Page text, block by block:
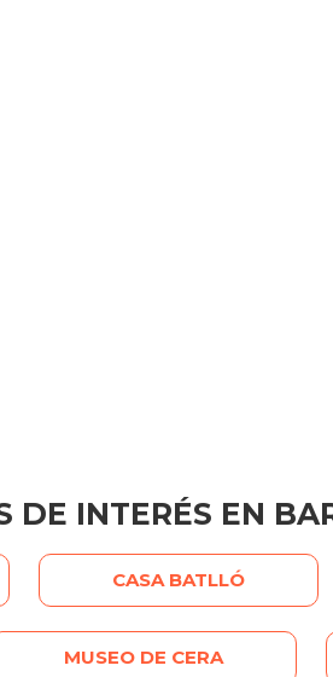
DE INTERÉS EN
CASA BATLLÓ
MUSEO DE CERA